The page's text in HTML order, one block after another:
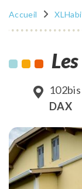
Accueil
DAX